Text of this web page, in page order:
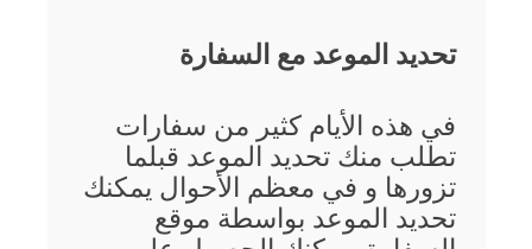
تحديد الموعد مع السفارة
في هذه الأيام كثير من سفارات
تطلب منك تحديد الموعد قبلما
تزورها و في معظم الأحوال يمكنك
تحديد الموعد بواسطة موقع